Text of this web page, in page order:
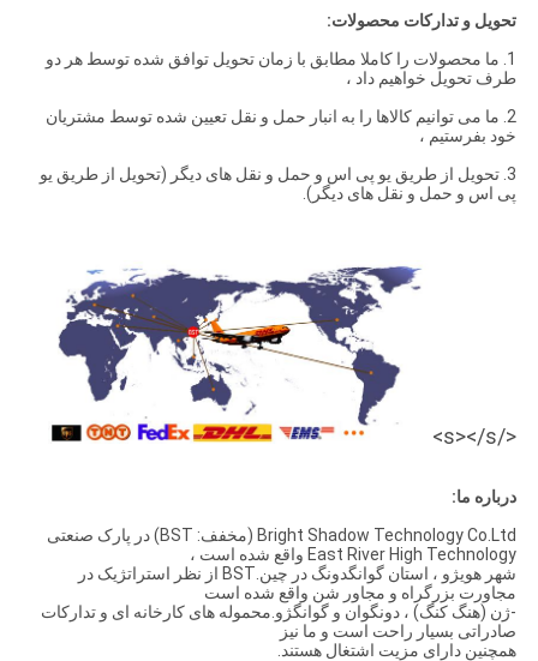
تحویل و تدارکات محصولات:
1. ما محصولات را کاملا مطابق با زمان تحویل توافق شده توسط هر دو
طرف تحویل خواهیم داد ،
2. ما می توانیم کالاها را به انبار حمل و نقل تعیین شده توسط مشتریان
خود بفرستیم ،
3. تحویل از طریق یو پی اس و حمل و نقل های دیگر (تحویل از طریق یو
پی اس و حمل و نقل های دیگر).
</s></s>
درباره ما:
Bright Shadow Technology Co.Ltd (مخفف: BST) در پارک صنعتی
East River High Technology واقع شده است ،
شهر هویژو ، استان گوانگدونگ در چین.BST از نظر استراتژیک در
مجاورت بزرگراه و مجاور شن واقع شده است
-ژن (هنگ کنگ) ، دونگوان و گوانگژو.محموله های کارخانه ای و تدارکات
صادراتی بسیار راحت است و ما نیز
همچنین دارای مزیت اشتغال هستند.